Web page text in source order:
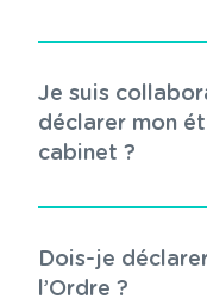
Je suis
déclarer mon
cabinet ?
Dois-je
l’Ordre ?